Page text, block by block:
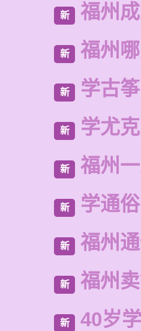
新 福州
新 福州
新 学古
新 学尤
新 福州
新 学通
新 福州
新 福州
新 40岁